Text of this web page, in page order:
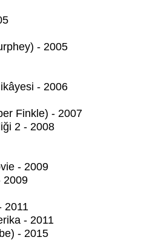
- 2005
- 2006
Finkle) - 2007
2 - 2008
- 2009
2009
2011
- 2011
- 2015